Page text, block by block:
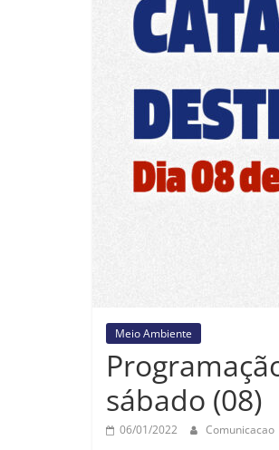
Meio Ambiente
sábado (08)
06/01/2022 Comunicacao